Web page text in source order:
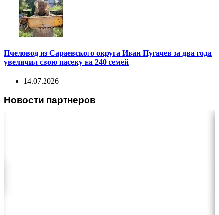
Пчеловод из Сараевского округа Иван Пугачев за два года
увеличил свою пасеку на 240 семей
14.07.2026
Новости партнеров